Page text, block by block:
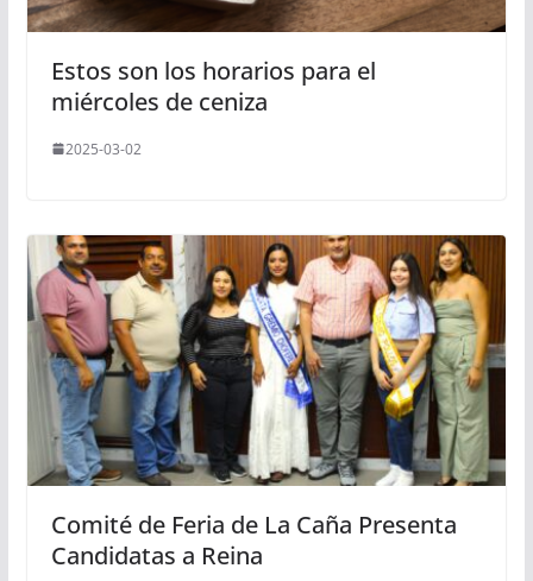
Estos son los horarios para el
miércoles de ceniza
2025-03-02
Comité de Feria de La Caña Presenta
Candidatas a Reina